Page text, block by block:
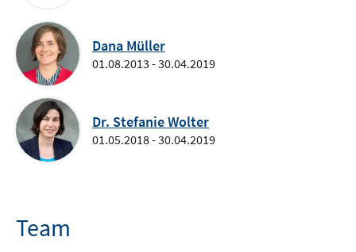
Dana Müller
01.08.2013 - 30.04.2019
Dr. Stefanie Wolter
01.05.2018 - 30.04.2019
Team